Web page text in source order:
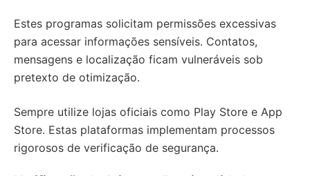
Estes programas solicitam permissões excessivas
para acessar informações sensíveis. Contatos,
mensagens e localização ficam vulneráveis sob
pretexto de otimização.
Sempre utilize lojas oficiais como Play Store e App
Store. Estas plataformas implementam processos
rigorosos de verificação de segurança.